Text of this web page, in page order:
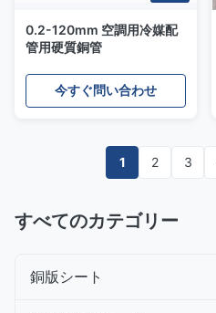
0.2-120mm 空調用冷媒配
管用硬質銅管
今すぐ問い合わせ
1 2 3
すべてのカテゴリー
銅版シート